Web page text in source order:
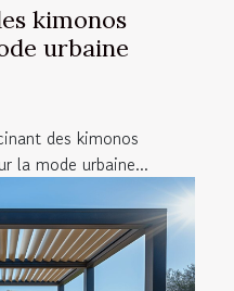
kimonos
urbaine
des kimonos
la mode urbaine...